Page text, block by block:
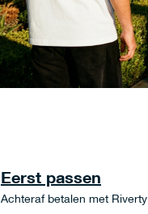
Eerst passen
Achteraf betalen met Riverty